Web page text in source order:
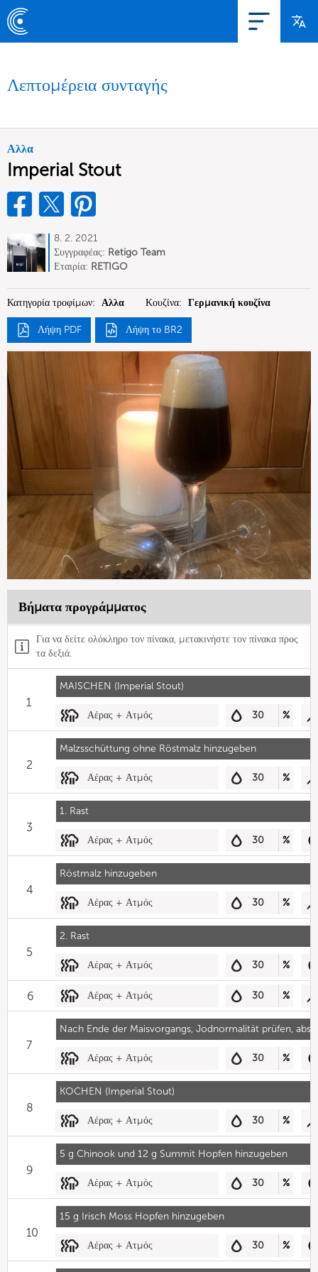
Λεπτομέρεια συνταγής
Αλλα
Imperial Stout
8. 2. 2021
Συγγραφέας: Retigo Team
Deutschland
Εταιρία: RETIGO
Κατηγορία τροφίμων: Αλλα Κουζίνα: Γερμανική κουζίνα
Λήψη PDF Λήψη το BR2
Βήματα προγράμματος
Για να δείτε ολόκληρο τον πίνακα, μετακινήστε τον πίνακα προς
τα δεξιά.
MAISCHEN (Imperial Stout)
1
Αέρας + Ατμός 30 %
Malzsschüttung ohne Röstmalz hinzugeben
2
Αέρας + Ατμός 30 %
1. Rast
3
Αέρας + Ατμός 30 %
Röstmalz hinzugeben
4
Αέρας + Ατμός 30 %
2. Rast
5
Αέρας + Ατμός 30 %
6 Αέρας + Ατμός 30 %
Nach Ende der Maisvorgangs, Jodnormalität prüfen,
7
Αέρας + Ατμός 30 %
KOCHEN (Imperial Stout)
8
Αέρας + Ατμός 30 %
5 g Chinook und 12 g Summit Hopfen hinzugeben
9
Αέρας + Ατμός 30 %
15 g Irisch Moss Hopfen hinzugeben
10
Αέρας + Ατμός 30 %